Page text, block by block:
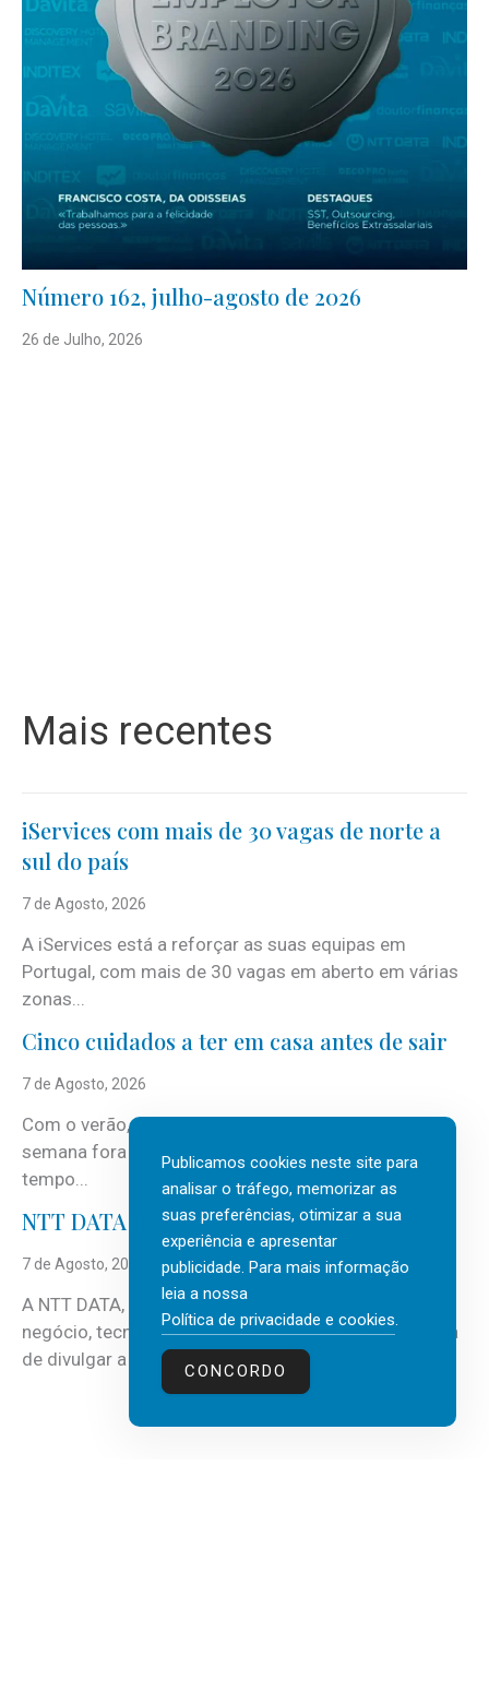
Número 162, julho-agosto de 2026
26 de Julho, 2026
Mais recentes
iServices com mais de 30 vagas de norte a
sul do país
7 de Agosto, 2026
A iServices está a reforçar as suas equipas em
Portugal, com mais de 30 vagas em aberto em várias
zonas...
Cinco cuidados a ter em casa antes de sair
7 de Agosto, 2026
Com o verão, chegam também as férias, os fins-de-
semana fora e os dias em que a casa fica mais
tempo...
NTT DATA Insurtech Global Outlook 2026
7 de Agosto, 2026
A NTT DATA, consultora global em serviços de
negócio, tecnologia e inteligência artificial (IA), acaba
de divulgar a mais recente...
Publicamos cookies neste site para
analisar o tráfego, memorizar as
suas preferências, otimizar a sua
experiência e apresentar
publicidade. Para mais informação
leia a nossa
Política de privacidade e cookies.
CONCORDO